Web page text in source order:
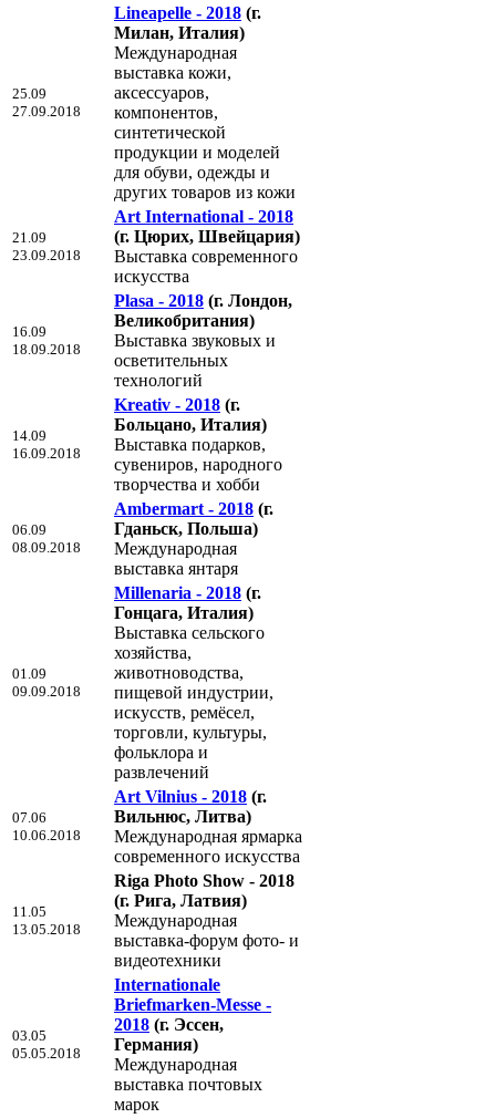
25.09
27.09.2018
Lineapelle - 2018 (г.
Милан, Италия)
Международная
выставка кожи,
аксессуаров,
компонентов,
синтетической
продукции и моделей
для обуви, одежды и
других товаров из кожи
21.09
23.09.2018
Art International - 2018
(г. Цюрих, Швейцария)
Выставка современного
искусства
16.09
18.09.2018
Plasa - 2018 (г. Лондон,
Великобритания)
Выставка звуковых и
осветительных
технологий
14.09
16.09.2018
Kreativ - 2018 (г.
Больцано, Италия)
Выставка подарков,
сувениров, народного
творчества и хобби
06.09
08.09.2018
Ambermart - 2018 (г.
Гданьск, Польша)
Международная
выставка янтаря
01.09
09.09.2018
Millenaria - 2018 (г.
Гонцага, Италия)
Выставка сельского
хозяйства,
животноводства,
пищевой индустрии,
искусств, ремёсел,
торговли, культуры,
фольклора и
развлечений
07.06
10.06.2018
Art Vilnius - 2018 (г.
Вильнюс, Литва)
Международная ярмарка
современного искусства
11.05
13.05.2018
Riga Photo Show - 2018
(г. Рига, Латвия)
Международная
выставка-форум фото- и
видеотехники
03.05
05.05.2018
Internationale
Briefmarken-Messe -
2018 (г. Эссен,
Германия)
Международная
выставка почтовых
марок